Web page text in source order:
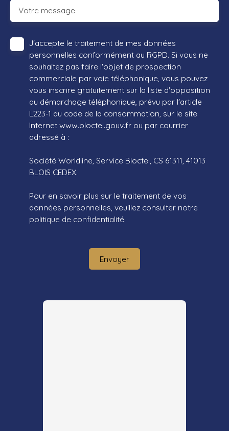
Votre message
J'accepte le traitement de mes données
personnelles conformément au RGPD. Si vous ne
souhaitez pas faire l'objet de prospection
commerciale par voie téléphonique, vous pouvez
vous inscrire gratuitement sur la liste d'opposition
au démarchage téléphonique, prévu par l'article
L223-1 du code de la consommation, sur le site
Internet www.bloctel.gouv.fr ou par courrier
adressé à :
Société Worldline, Service Bloctel, CS 61311, 41013
BLOIS CEDEX.
Pour en savoir plus sur le traitement de vos
données personnelles, veuillez consulter notre
politique de confidentialité.
Envoyer